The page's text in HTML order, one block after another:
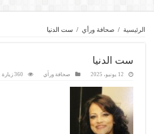
الرئيسية / صحافة ورأي / ست الدنيا
ست الدنيا
12 يونيو، 2025 صحافة ورأي 360 زيارة